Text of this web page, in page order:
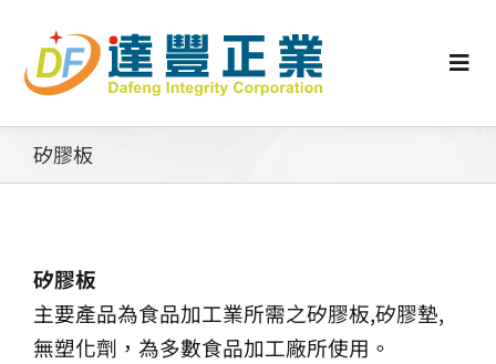
content
認識矽膠
工業零配件
矽膠板
矽膠板
主要產品為食品加工業所需之矽膠板,矽膠墊,
無塑化劑，為多數食品加工廠所使用。